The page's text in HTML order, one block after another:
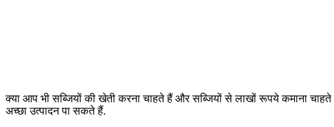
क्या आप भी सब्जियों की खेती करना चाहते हैं और सब्जियों से लाखों रूपये कमाना
अच्छा उत्पादन पा सकते हैं.